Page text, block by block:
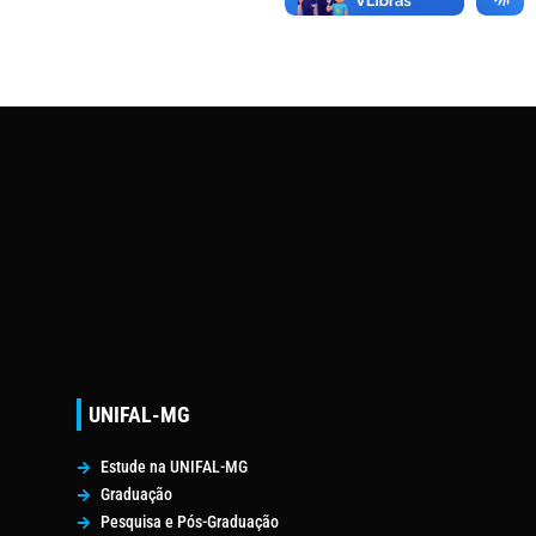
UNIFAL-MG
Estude na UNIFAL-MG
Graduação
Pesquisa e Pós-Graduação